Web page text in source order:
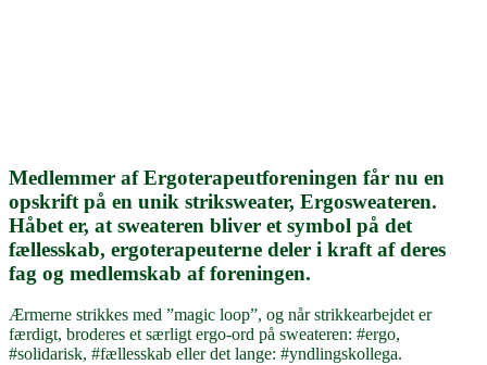
Medlemmer af Ergoterapeutforeningen får nu en
opskrift på en unik striksweater, Ergosweateren.
Håbet er, at sweateren bliver et symbol på det
fællesskab, ergoterapeuterne deler i kraft af deres
fag og medlemskab af foreningen.
Ærmerne strikkes med ”magic loop”, og når strikkearbejdet er
færdigt, broderes et særligt ergo-ord på sweateren: #ergo,
#solidarisk, #fællesskab eller det lange: #yndlingskollega.